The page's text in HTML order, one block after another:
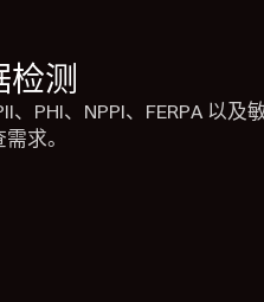
测
PHI、NPPI、FERPA 以及
求。